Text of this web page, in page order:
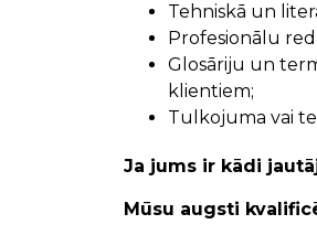
Tehniskā un
Profesionālu
Glosāriju un
klientiem;
Tulkojuma vai
Ja jums ir kādi
Mūsu augsti